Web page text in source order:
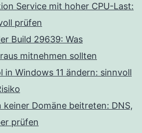
Service mit hoher CPU-Last:
prüfen
Build 29639: Was
mitnehmen sollten
in Windows 11 ändern: sinnvoll
keiner Domäne beitreten: DNS,
prüfen